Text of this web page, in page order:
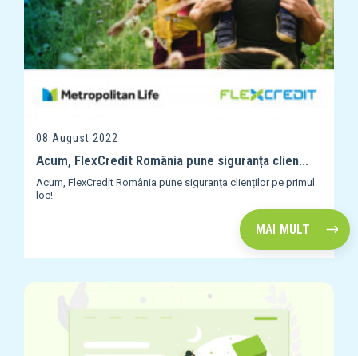
08 August 2022
Acum, FlexCredit România pune siguranța clien...
Acum, FlexCredit România pune siguranța clienților pe primul
loc!
MAI MULT